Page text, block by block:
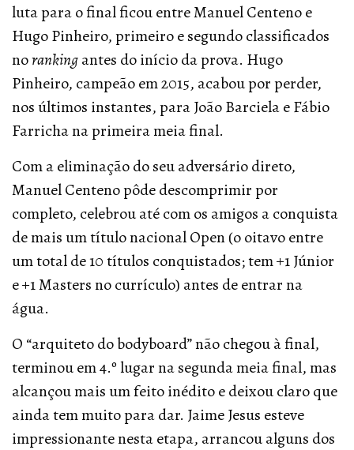
luta para o final ficou entre Manuel Centeno e
Hugo Pinheiro, primeiro e segundo classificados
norankingantes do início da prova. Hugo
Pinheiro, campeão em 2015, acabou por perder,
nos últimos instantes, para João Barciela e Fábio
Farricha na primeira meia final.
Com a eliminação do seu adversário direto,
Manuel Centeno pôde descomprimir por
completo, celebrou até com os amigos a conquista
de mais um título nacional Open (o oitavo entre
um total de 10 títulos conquistados; tem +1 Júnior
e +1 Masters no currículo) antes de entrar na
água.
O “arquiteto do bodyboard” não chegou à final,
terminou em 4.º lugar na segunda meia final, mas
alcançou mais um feito inédito e deixou claro que
ainda tem muito para dar. Jaime Jesus esteve
impressionante nesta etapa, arrancou alguns dos